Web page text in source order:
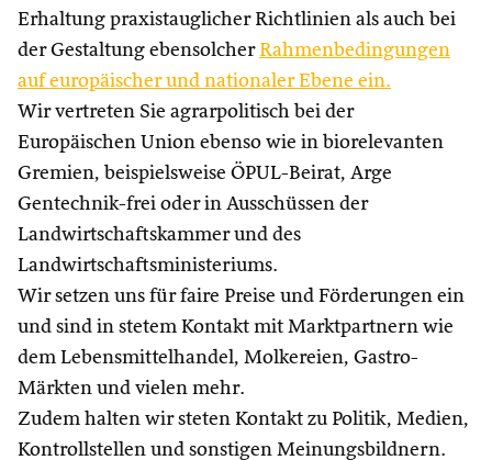
Erhaltung praxistauglicher Richtlinien als auch bei
der Gestaltung ebensolcher Rahmenbedingungen
auf europäischer und nationaler Ebene ein.
Wir vertreten Sie agrarpolitisch bei der
Europäischen Union ebenso wie in biorelevanten
Gremien, beispielsweise ÖPUL-Beirat, Arge
Gentechnik-frei oder in Ausschüssen der
Landwirtschaftskammer und des
Landwirtschaftsministeriums.
Wir setzen uns für faire Preise und Förderungen ein
und sind in stetem Kontakt mit Marktpartnern wie
dem Lebensmittelhandel, Molkereien, Gastro-
Märkten und vielen mehr.
Zudem halten wir steten Kontakt zu Politik, Medien,
Kontrollstellen und sonstigen Meinungsbildnern.